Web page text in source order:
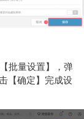
批量设置】，弹
【确定】完成设